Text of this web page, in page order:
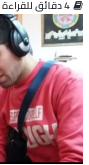
‏ 4 دقائق للقراءة | 624 كلمة